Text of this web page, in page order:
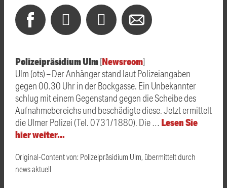
Polizeipräsidium Ulm[Newsroom]
Ulm (ots) – Der Anhänger stand laut Polizeiangaben
gegen 00.30 Uhr in der Bockgasse. Ein Unbekannter
schlug mit einem Gegenstand gegen die Scheibe des
Aufnahmebereichs und beschädigte diese. Jetzt ermittelt
die Ulmer Polizei (Tel. 0731/1880). Die … Lesen Sie
hier weiter…
Original-Content von: Polizeipräsidium Ulm, übermittelt durch
news aktuell